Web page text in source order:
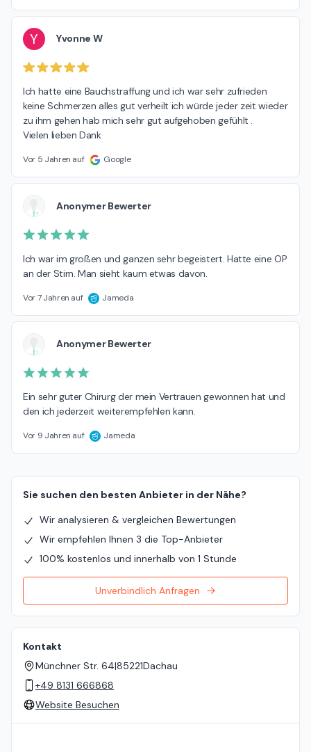
Y Yvonne W
Ich hatte eine Bauchstraffung und ich war sehr zufrieden
keine Schmerzen alles gut verheilt ich würde jeder zeit wieder
zu ihm gehen hab mich sehr gut aufgehoben gefühlt .
Vielen lieben Dank
Vor 5 Jahren auf Google
Anonymer Bewerter
Ich war im großen und ganzen sehr begeistert. Hatte eine OP
an der Stirn. Man sieht kaum etwas davon.
Vor 7 Jahren auf Jameda
Anonymer Bewerter
Ein sehr guter Chirurg der mein Vertrauen gewonnen hat und
den ich jederzeit weiterempfehlen kann.
Vor 9 Jahren auf Jameda
Sie suchen den besten Anbieter in der Nähe?
Wir analysieren & vergleichen Bewertungen
Wir empfehlen Ihnen 3 die Top-Anbieter
100% kostenlos und innerhalb von 1 Stunde
Unverbindlich Anfragen
Kontakt
Münchner Str. 64|85221Dachau
+49 8131 666868
Website Besuchen